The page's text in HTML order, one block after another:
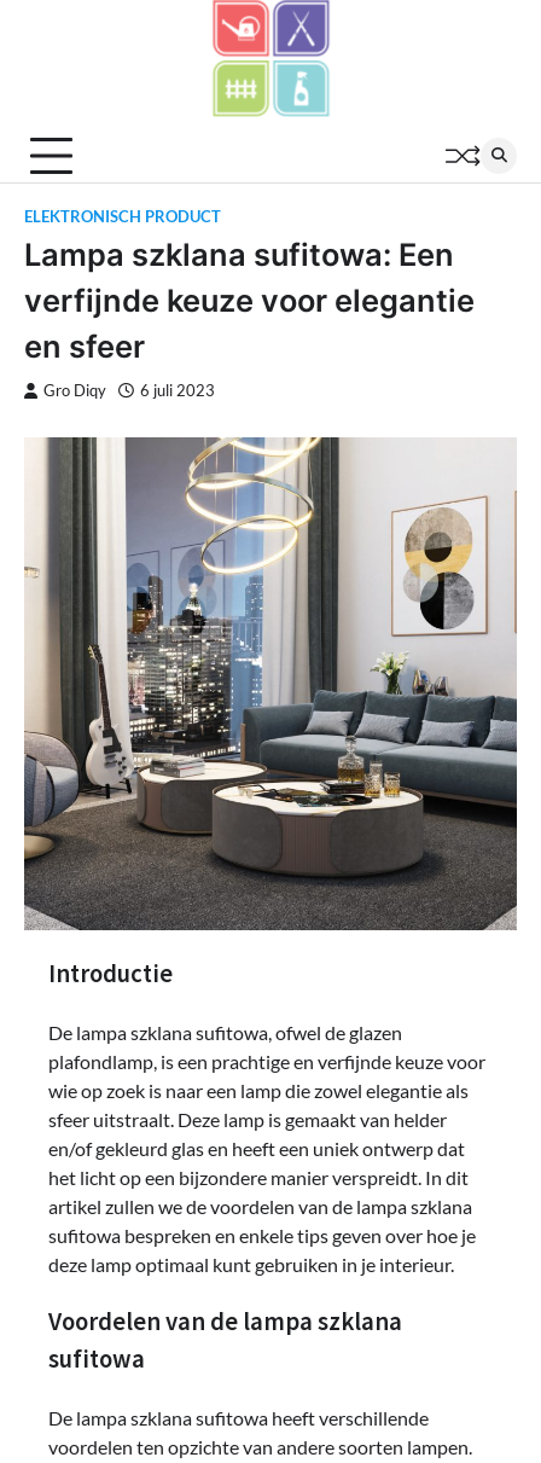
ELEKTRONISCH PRODUCT
Lampa szklana sufitowa: Een
verfijnde keuze voor elegantie
en sfeer
Gro Diqy 6 juli 2023
Introductie
De lampa szklana sufitowa, ofwel de glazen
plafondlamp, is een prachtige en verfijnde keuze voor
wie op zoek is naar een lamp die zowel elegantie als
sfeer uitstraalt. Deze lamp is gemaakt van helder
en/of gekleurd glas en heeft een uniek ontwerp dat
het licht op een bijzondere manier verspreidt. In dit
artikel zullen we de voordelen van de lampa szklana
sufitowa bespreken en enkele tips geven over hoe je
deze lamp optimaal kunt gebruiken in je interieur.
Voordelen van de lampa szklana
sufitowa
De lampa szklana sufitowa heeft verschillende
voordelen ten opzichte van andere soorten lampen.